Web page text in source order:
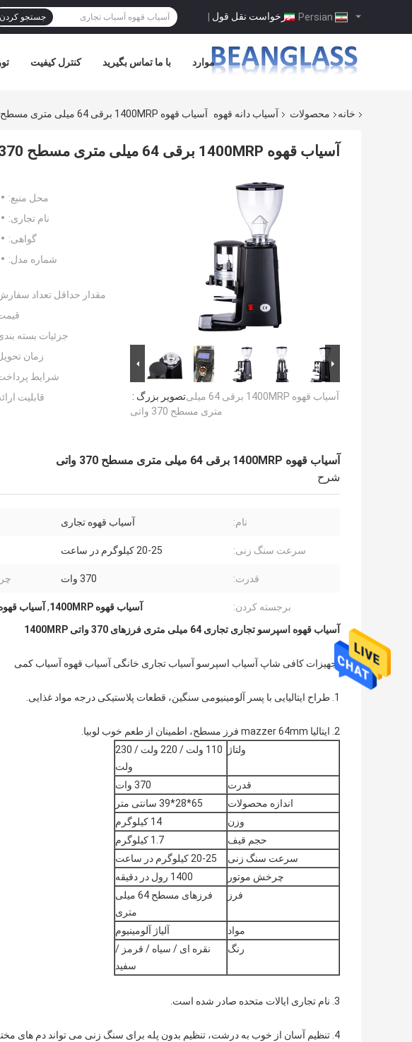
درخواست نقل قول | جستجو کردن
کنترل کیفیت با ما تماس بگیرید موارد
خانه محصولات آسیاب دانه قهوه آسیاب قهوه 1400MRP برقی 64 میلی متری مسطح 370 واتی
آسیاب قهوه 1400MRP برقی 64 میلی متری مسطح 370 واتی
تصویر بزرگ :آسیاب قهوه 1400MRP برقی 64 میلی
متری مسطح 370 واتی
محل منبع:
نام تجاری:
گواهی:
شماره مدل:
مقدار حداقل تعداد
جزئیات بسته
زمان
شرایط
قابلیت
آسیاب قهوه 1400MRP برقی 64 میلی متری مسطح 370 واتی
شرح
نام: آسیاب قهوه تجاری
سرعت سنگ زنی: 20-25 کیلوگرم در ساعت
قدرت: 370 وات
برجسته کردن: آسیاب قهوه 1400MRP , آسیاب قهوه
آسیاب قهوه اسپرسو تجاری تجاری 64 میلی متری فرزهای 370 واتی 1400MRP
تجهیزات کافی شاپ آسیاب اسپرسو آسیاب تجاری خانگی آسیاب قهوه آسیاب کمی
1. طراح ایتالیایی با پسر آلومینیومی سنگین، قطعات پلاستیکی درجه مواد غذایی.
2. ایتالیا mazzer 64mm فرز مسطح، اطمینان از طعم خوب لوبیا.
ولتاژ
110 ولت / 220 ولت / 230
ولت
قدرت
370 وات
اندازه محصولات
65*28*39 سانتی متر
وزن
14 کیلوگرم
حجم قیف
1.7 کیلوگرم
سرعت سنگ زنی
20-25 کیلوگرم در ساعت
چرخش موتور
1400 رول در دقیقه
فرز
فرزهای مسطح 64 میلی
متری
مواد
آلیاژ آلومینیوم
رنگ
نقره ای / سیاه / قرمز /
سفید
3. نام تجاری ایالات متحده صادر شده است.
4. تنظیم آسان از خوب به درشت، تنظیم بدون پله برای سنگ زنی می تواند دم های مختلف را تنظیم کند.